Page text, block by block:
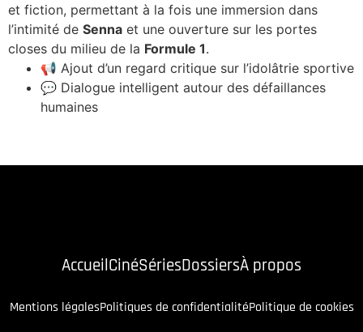
et fiction, permettant à la fois une immersion dans
l’intimité de Senna et une ouverture sur les portes
closes du milieu de la Formule 1.
📢 Ajout d’un regard critique sur l’idolâtrie sportive
💬 Dialogue intelligent autour des défaillances
humaines
AccueilCinéSériesDossiersÀ propos
Mentions légalesPolitiques de confidentialitéPolitique de cookies